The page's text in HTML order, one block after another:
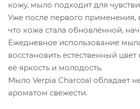
кожу, мыло подходит для
Уже после первого применения,
что кожа стала обновлённой,
Ежедневное использование
восстановить естественный
её яркость и молодость.
Мыло Verpia Charcoal обладает
ароматом свежести.